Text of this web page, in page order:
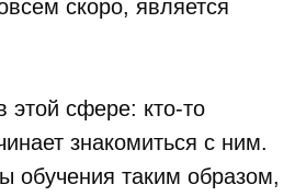
скоро, является
сфере: кто-то
знакомиться с ним.
обучения таким образом,